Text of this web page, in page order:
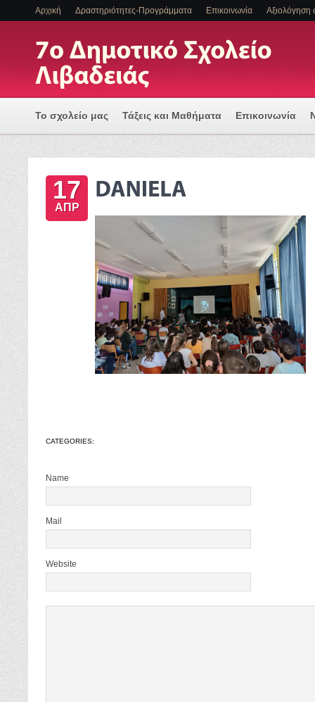
Αρχική Δραστηριότητες-Προγράμματα Επικοινωνία Αξιολόγηση
Το σχολείο μας Τάξεις και Μαθήματα Επικοινωνία
Πρόγραμμα Εισαγωγής Η/Υ για μια Ψηφιακά
ΕΝΤΑΞΗ ΜΑΘΗΤΩΝ ΜΕ ΑΝΑΠΗΡΙΑ Η/ΚΑΙ ΕΙΔΙΚΕΣ
17
ΑΠΡ
CATEGORIES:
Name
Mail
Website